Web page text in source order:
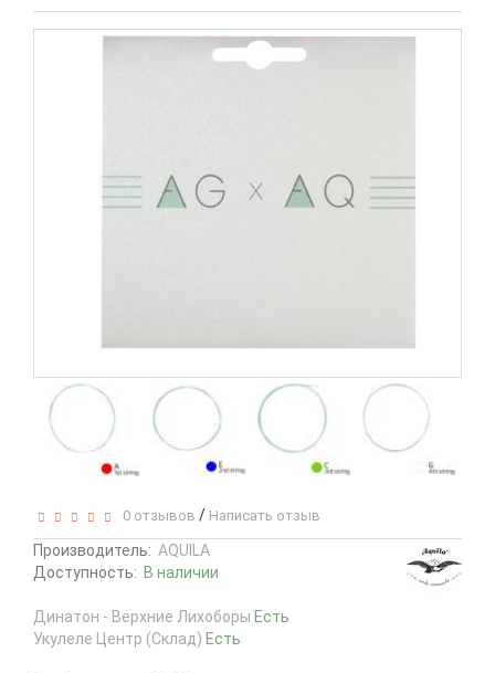
0 отзывов / Написать отзыв
Производитель: AQUILA
Доступность: В наличии
Динатон - Верхние Лихоборы Есть
Укулеле Центр (Склад) Есть